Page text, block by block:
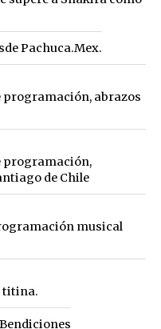
Pachuca.Mex.
programación, abrazos
programación,
de Chile
musical
titina.